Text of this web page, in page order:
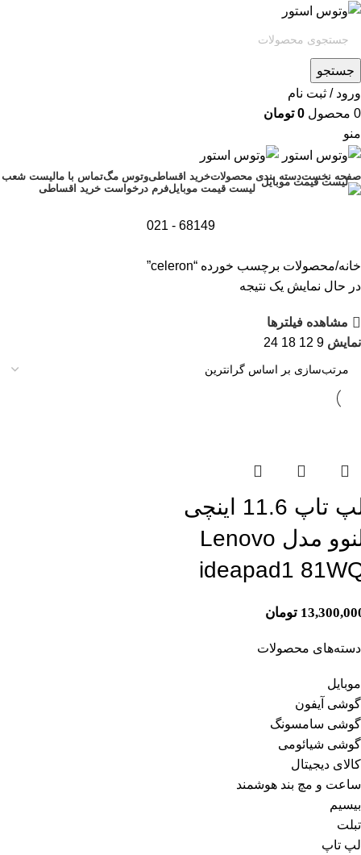
جستجو
ورود / ثبت نام
0 محصول 0 تومان
منو
صفحه نخستدسته بندی محصولاتخرید اقساطیوتوس مگتماس با مالیست شعب
لیست قیمت موبایلفرم درخواست خرید اقساطی
68149 - 021
دسته‌های محصولات
موبایل
گوشی آیفون
گوشی سامسونگ
گوشی شیائومی
کالای دیجیتال
ساعت و مچ بند هوشمند
بیسیم
تبلت
لپ تاپ
خانه محصولات برچسب خورده “celeron”
در حال نمایش یک نتیجه
مشاهده فیلترها
نمایش 9
12
18
24
لپ تاپ 11.6 اینچی
لنوو مدل Lenovo
ideapad1
تومان